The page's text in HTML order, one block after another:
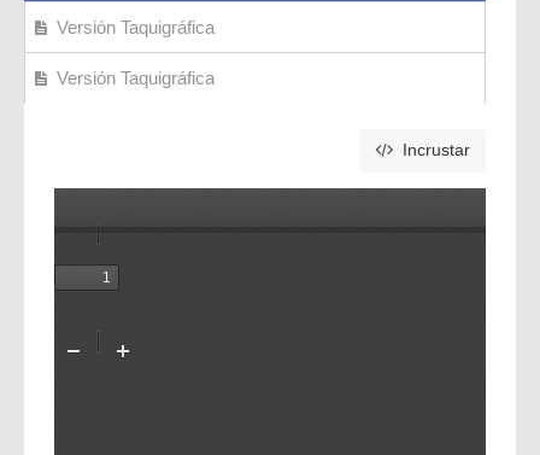
Versión Taquigráfica
Versión Taquigráfica
Incrustar